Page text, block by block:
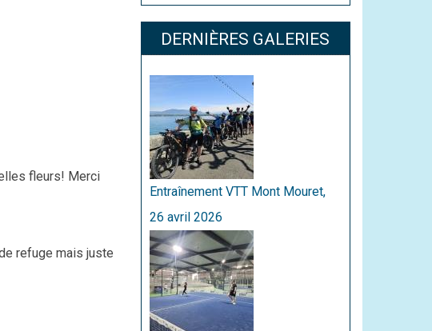
fleurs! Merci
refuge mais juste
DERNIÈRES GALERIES
Entraînement VTT Mont Mouret,
26 avril 2026